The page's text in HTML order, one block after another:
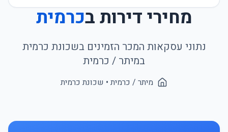
מחירי דירות בכרמית
נתוני עסקאות המכר הזמינים בשכונת כרמית
במיתר / כרמית
מיתר / כרמית • שכונת כרמית